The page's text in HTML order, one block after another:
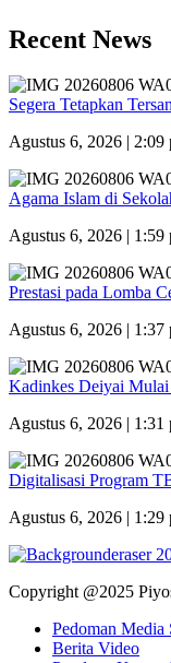
Recent News
Segera Tetapkan
Agustus 6, 2026 |
Agama Islam di
Agustus 6, 2026 |
Prestasi pada Lomba
Agustus 6, 2026 |
Kadinkes Deiyai
Agustus 6, 2026 |
Digitalisasi Program
Agustus 6, 2026 |
Copyright @2025
Pedoman Media
Berita Video